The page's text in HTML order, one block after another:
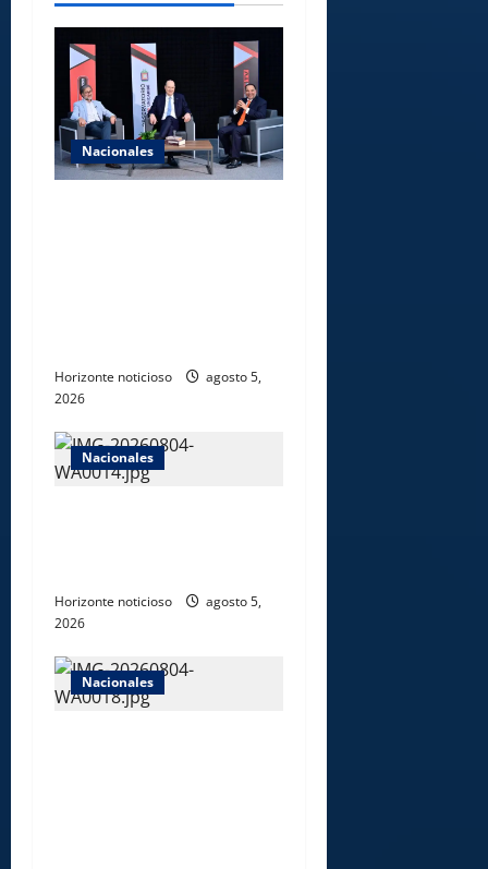
Nacionales
Horizonte noticioso
agosto 5,
2026
Nacionales
Horizonte noticioso
agosto 5,
2026
Nacionales